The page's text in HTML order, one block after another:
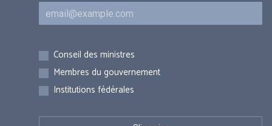
Courriel
Inscriptions
Conseil des ministres
Membres du gouvernement
Institutions fédérales